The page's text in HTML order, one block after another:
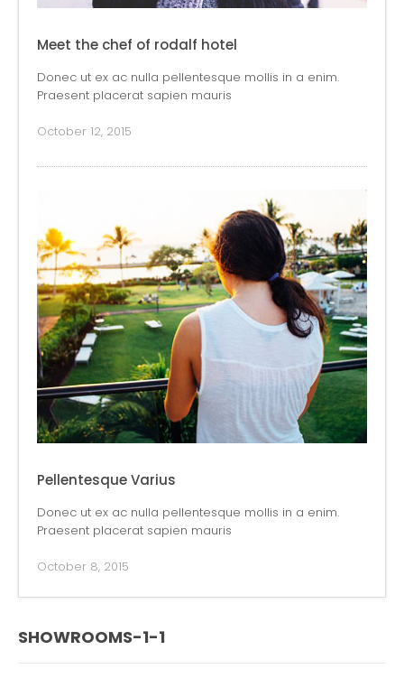
Meet the chef of rodalf hotel
Donec ut ex ac nulla pellentesque mollis in a enim.
Praesent placerat sapien mauris
October 12, 2015
Pellentesque Varius
Donec ut ex ac nulla pellentesque mollis in a enim.
Praesent placerat sapien mauris
October 8, 2015
SHOWROOMS-1-1